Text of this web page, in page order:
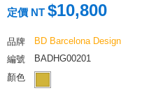
定價 NT $10,800
品牌
BD Barcelona Design
編號
BADHG00201
顏色